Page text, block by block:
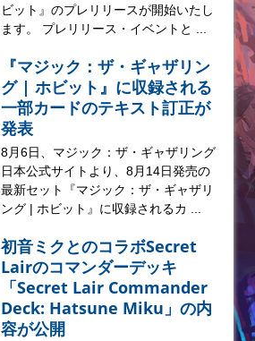
ビット』のプレリリースが開始いたし
ます。 プレリリース・イベントと ...
『マジック：ザ・ギャザリン
グ | ホビット』に収録される
一部カードのテキスト訂正が
発表
8月6日、マジック：ザ・ギャザリング
日本公式サイトより、8月14日発売の
最新セット『マジック：ザ・ギャザリ
ング | ホビット』に収録されるカ ...
初音ミクとのコラボSecret
Lairのコマンダーデッキ
「Secret Lair Commander
Deck: Hatsune Miku」の内
容が公開